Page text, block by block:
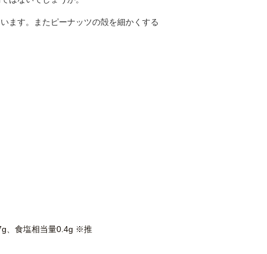
ます。またピーナッツの殻を細かくする
、食塩相当量0.4g ※推